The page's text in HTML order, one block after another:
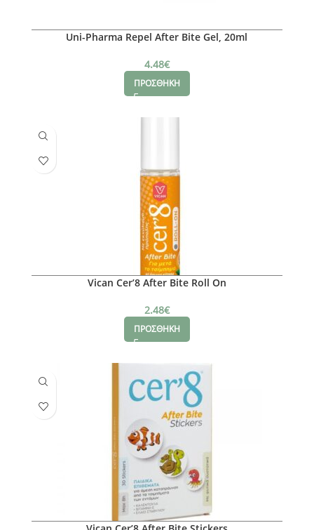
Uni-Pharma Repel After Bite Gel, 20ml
4.48€
ΠΡΟΣΘΗΚΗ
Vican Cer’8 After Bite Roll On
2.48€
ΠΡΟΣΘΗΚΗ